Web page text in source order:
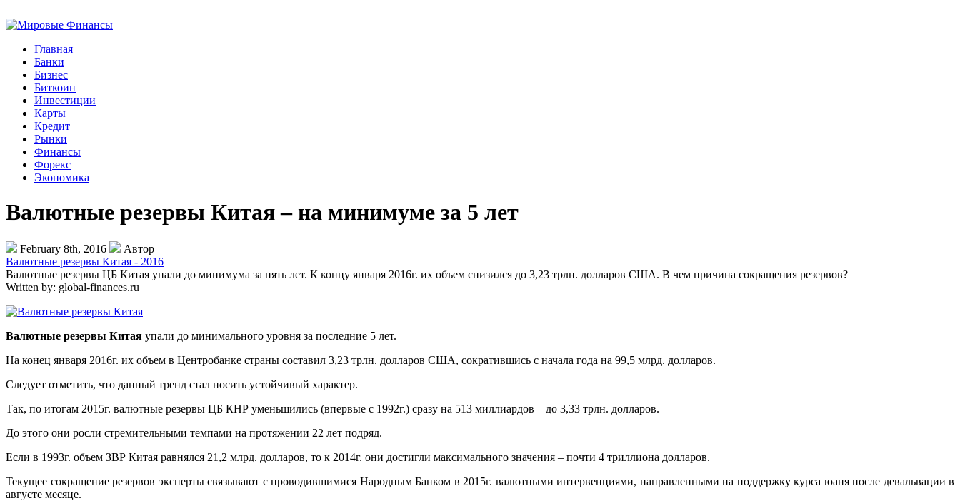
Главная
Банки
Бизнес
Биткоин
Инвестиции
Карты
Кредит
Рынки
Финансы
Форекс
Экономика
Валютные резервы Китая – на минимуме за 5 лет
February 8th, 2016
Автор
Валютные резервы Китая - 2016
Валютные резервы ЦБ Китая упали до минимума за пять лет. К концу января 2016г. их объем снизился до 3,23 трлн. долларов США. В чем причина сокращения резервов?
Written by: global-finances.ru
Валютные резервы Китая упали до минимального уровня за последние 5 лет.
На конец января 2016г. их объем в Центробанке страны составил 3,23 трлн. долларов США, сократившись с начала года на 99,5 млрд. долларов.
Следует отметить, что данный тренд стал носить устойчивый характер.
Так, по итогам 2015г. валютные резервы ЦБ КНР уменьшились (впервые с 1992г.) сразу на 513 миллиардов – до 3,33 трлн. долларов.
До этого они росли стремительными темпами на протяжении 22 лет подряд.
Если в 1993г. объем ЗВР Китая равнялся 21,2 млрд. долларов, то к 2014г. они достигли максимального значения – почти 4 триллиона долларов.
Текущее сокращение резервов эксперты связывают с проводившимися Народным Банком в 2015г. валютными интервенциями, направленными на поддержку курса юаня после девальвации в
августе месяце.